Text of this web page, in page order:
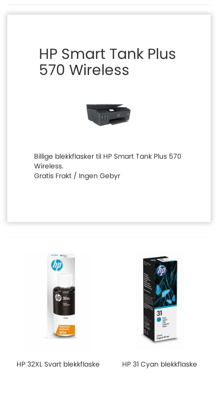
HP Smart Tank Plus
570 Wireless
Billige blekkflasker til HP Smart Tank Plus 570
Wireless.
Gratis Frakt / Ingen Gebyr
HP 32XL Svart blekkflaske HP 31 Cyan blekkflaske